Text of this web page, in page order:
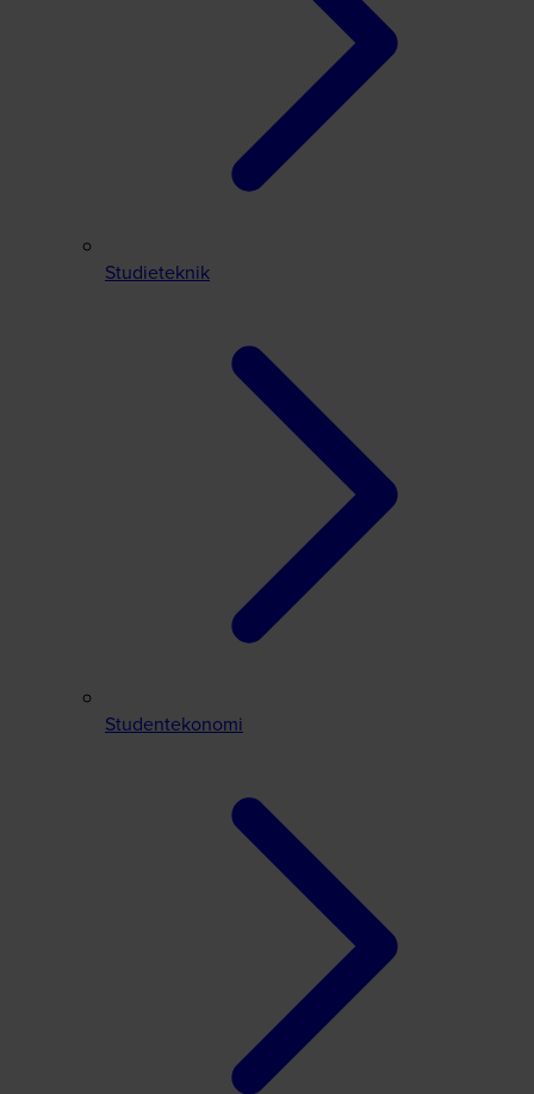
Studieteknik
Studentekonomi